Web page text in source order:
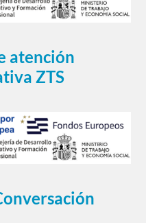
atención
ZTS